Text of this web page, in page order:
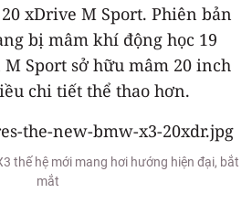
xDrive M Sport. Phiên bản
bị mâm khí động học 19
Sport sở hữu mâm 20 inch
chi tiết thể thao hơn.
thế hệ mới mang hơi hướng hiện đại, bắt
mắt